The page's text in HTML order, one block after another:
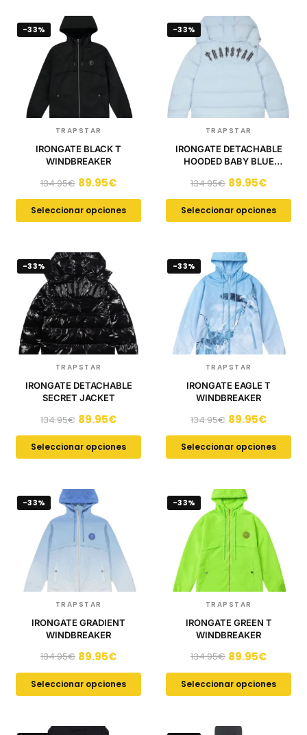
-33%
TRAPSTAR
IRONGATE BLACK T
WINDBREAKER
134.95€ 89.95€
Seleccionar opciones
-33%
TRAPSTAR
IRONGATE DETACHABLE
HOODED BABY BLUE
134.95€ 89.95€
Seleccionar opciones
-33%
TRAPSTAR
IRONGATE DETACHABLE
SECRET JACKET
134.95€ 89.95€
Seleccionar opciones
-33%
TRAPSTAR
IRONGATE EAGLE T
WINDBREAKER
134.95€ 89.95€
Seleccionar opciones
-33%
TRAPSTAR
IRONGATE GRADIENT
WINDBREAKER
134.95€ 89.95€
Seleccionar opciones
-33%
TRAPSTAR
IRONGATE GREEN T
WINDBREAKER
134.95€ 89.95€
Seleccionar opciones